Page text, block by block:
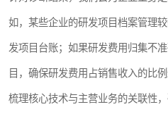
如，某些企业的研发项目档案管理
发项目台账；如果研发费用归集不
目，确保研发费用占销售收入的比
梳理核心技术与主营业务的关联性